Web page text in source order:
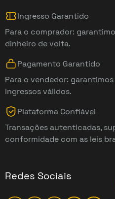
Ingresso Garantido
Para o comprador:
dinheiro de volta.
Pagamento Garantido
Para o vendedor:
ingressos válidos.
Plataforma Confiável
Transações autenticadas,
conformidade com as leis
Redes Sociais